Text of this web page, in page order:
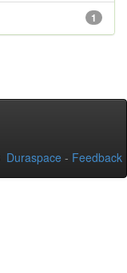
1
Duraspace - Feedback